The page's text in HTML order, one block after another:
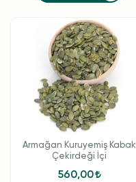
Armağan Kuruyemiş Kabak
Çekirdeği İçi
560,00